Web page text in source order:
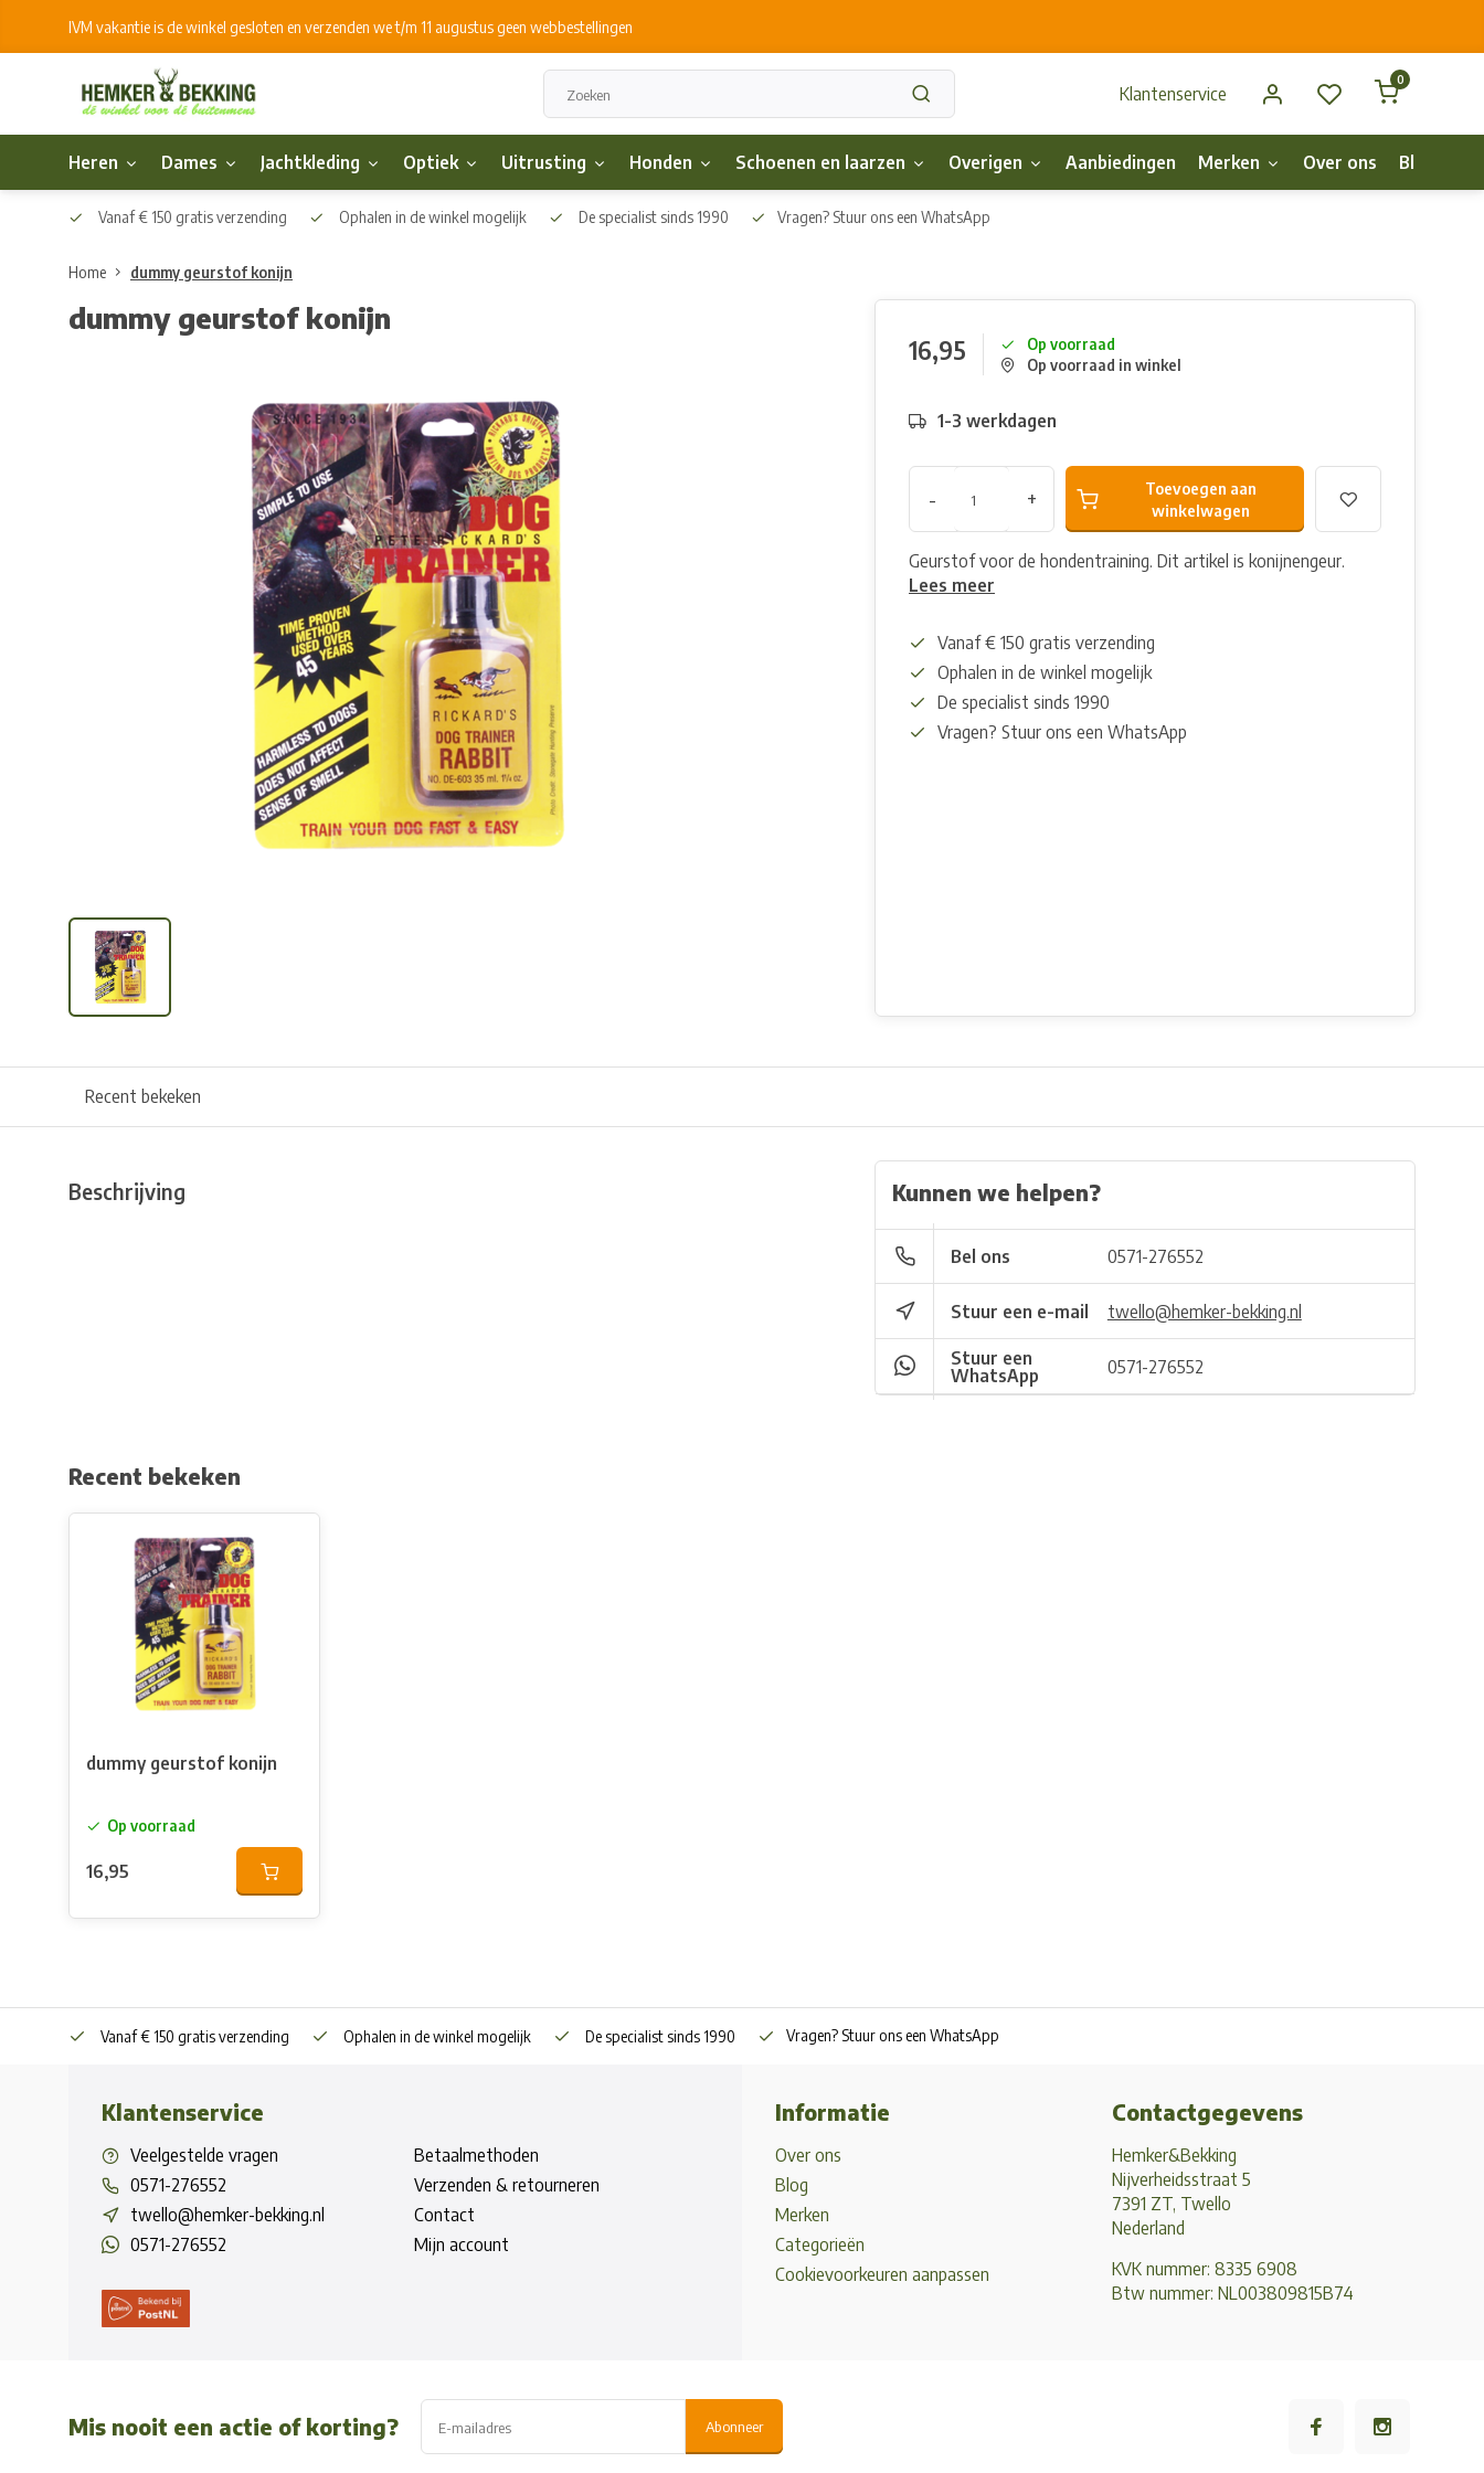
IVM vakantie is de winkel gesloten en verzenden we t/m 11 augustus geen webbestellingen
Klantenservice
0
Heren Dames Jachtkleding Optiek Uitrusting Honden Schoenen en laarzen Overigen Aanbiedingen Merken Over ons Blog
Vanaf € 150 gratis verzending Ophalen in de winkel mogelijk De specialist sinds 1990 Vragen? Stuur ons een WhatsApp
Home dummy geurstof konijn
dummy geurstof konijn
16,95
Op voorraad
Op voorraad in winkel
1-3 werkdagen
- +
Toevoegen aan
winkelwagen
Geurstof voor de hondentraining. Dit artikel is konijnengeur.
Lees meer
Vanaf € 150 gratis verzending
Ophalen in de winkel mogelijk
De specialist sinds 1990
Vragen? Stuur ons een WhatsApp
Recent bekeken
Beschrijving Kunnen we helpen?
Bel ons 0571-276552
Stuur een e-mail twello@hemker-bekking.nl
Stuur een
WhatsApp
0571-276552
Recent bekeken
dummy geurstof konijn
Op voorraad
16,95
Vanaf € 150 gratis verzending Ophalen in de winkel mogelijk De specialist sinds 1990 Vragen? Stuur ons een WhatsApp
Klantenservice
Veelgestelde vragen
0571-276552
twello@hemker-bekking.nl
0571-276552
Betaalmethoden
Verzenden & retourneren
Contact
Mijn account
Informatie
Over ons
Blog
Merken
Categorieën
Cookievoorkeuren aanpassen
Contactgegevens
Hemker&Bekking
Nijverheidsstraat 5
7391 ZT, Twello
Nederland
KVK nummer: 8335 6908
Btw nummer: NL003809815B74
Mis nooit een actie of korting? Abonneer